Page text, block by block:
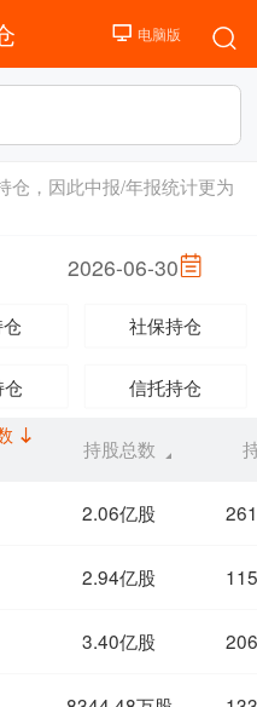
仓，因此中报/年报统计更为
2026-06-30
社保持仓
信托持仓
持股总数
2.06亿股
2.94亿股
3.40亿股